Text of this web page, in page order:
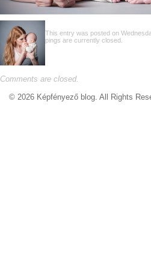
This entry was posted on
pings are currently closed.
Comments are closed.
© 2026 Képfényező blog. All Rights